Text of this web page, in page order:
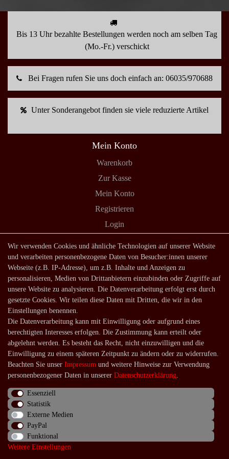
Bis 13 Uhr bezahlte Bestellungen werden noch am selben Tag
(Mo.-Fr.) verschickt
Bei Fragen rufen Sie uns doch einfach an: 06035/970688
Unter Sonderangebot finden sie viele reduzierte Artikel
Mein Konto
Warenkorb
Zur Kasse
Mein Konto
Registrieren
Login
Shop
Lagerverkauf
Zahlungsarten
Versandarten und -kosten
Service
Kontakt
Häufige Fragen
Über uns
Impressum
Widerrufs­recht
Wir verwenden Cookies und ähnliche Technologien auf unserer Website
und verarbeiten personenbezogene Daten von Besucher:innen unserer
Webseite (z.B. IP-Adresse), um z.B. Inhalte und Anzeigen zu
personalisieren, Medien von Drittanbietern einzubinden oder Zugriffe auf
unsere Website zu analysieren. Die Datenverarbeitung erfolgt erst durch
gesetzte Cookies. Wir teilen diese Daten mit Dritten, die wir in den
Einstellungen benennen.
Die Datenverarbeitung kann mit Einwilligung oder aufgrund eines
berechtigten Interesses erfolgen. Die Zustimmung kann erteilt oder
abgelehnt werden. Es besteht das Recht, nicht einzuwilligen und die
Einwilligung zu einem späteren Zeitpunkt zu ändern oder zu widerrufen.
Beachten Sie unser Impressum und weitere Hinweise zur Verwendung
personenbezogener Daten in unserer Daten­schutz­erklärung.
Essenziell
Statistik
Externe Medien
PayPal
Funktional
Weitere Einstellungen